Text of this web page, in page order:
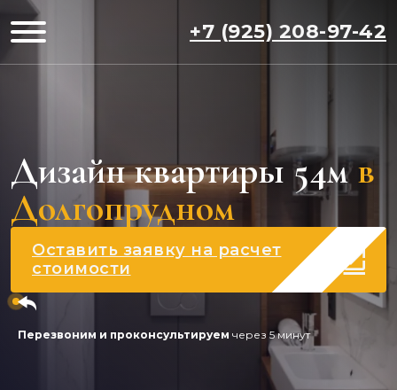
+7 (925) 208-97-42
Дизайн квартиры 54мв
Долгопрудном
Оставить заявку на расчет
стоимости
Перезвоним и проконсультируем через 5 минут